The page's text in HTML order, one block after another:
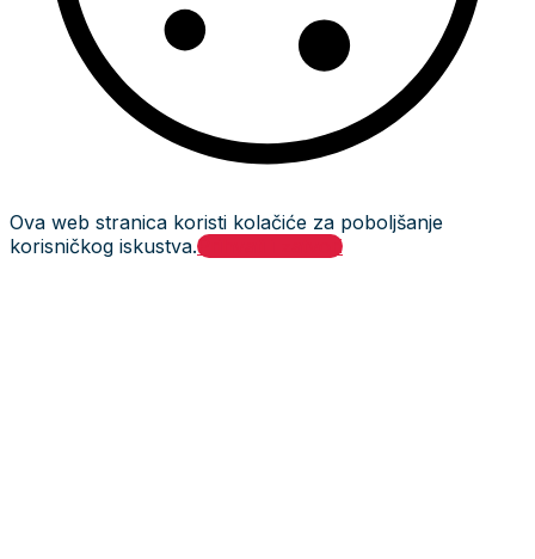
Ova web stranica koristi kolačiće za poboljšanje
korisničkog iskustva.Prihvati i zatvori